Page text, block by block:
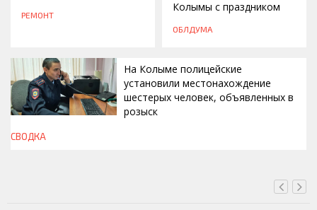
РЕМОНТ
Колымы с праздником
ОБЛДУМА
ВЧЕРА, 13:00
На Колыме полицейские
установили местонахождение
шестерых человек, объявленных в
розыск
СВОДКА